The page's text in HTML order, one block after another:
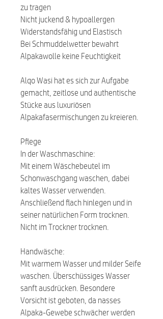
zu tragen
Nicht juckend & hypoallergen
Widerstandsfähig und Elastisch
Bei Schmuddelwetter bewahrt
Alpakawolle keine Feuchtigkeit
Alqo Wasi hat es sich zur Aufgabe
gemacht, zeitlose und authentische
Stücke aus luxuriösen
Alpakafasermischungen zu kreieren.
Pflege
In der Waschmaschine:
Mit einem Wäschebeutel im
Schonwaschgang waschen, dabei
kaltes Wasser verwenden.
Anschließend flach hinlegen und in
seiner natürlichen Form trocknen.
Nicht im Trockner trocknen.
Handwäsche:
Mit warmem Wasser und milder Seife
waschen. Überschüssiges Wasser
sanft ausdrücken. Besondere
Vorsicht ist geboten, da nasses
Alpaka-Gewebe schwächer werden